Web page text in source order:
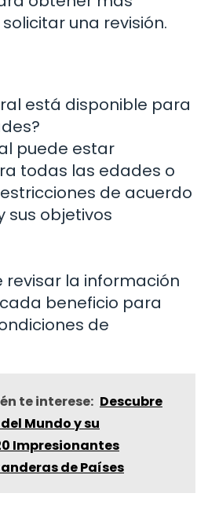
una revisión.
está disponible para
puede estar
todas las edades o
de acuerdo
sus objetivos
revisar la información
beneficio para
de
te interese: Descubre
Mundo y su
Impresionantes
de Países